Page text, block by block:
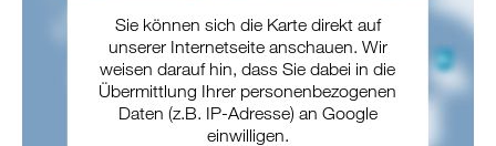
Sie können sich die Karte direkt auf
unserer Internetseite anschauen. Wir
weisen darauf hin, dass Sie dabei in die
Übermittlung Ihrer personenbezogenen
Daten (z.B. IP-Adresse) an Google
einwilligen.